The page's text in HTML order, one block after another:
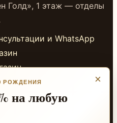
Голд», 1 этаж — отделы
и WhatsApp
×
РОЖДЕНИЯ
на любую